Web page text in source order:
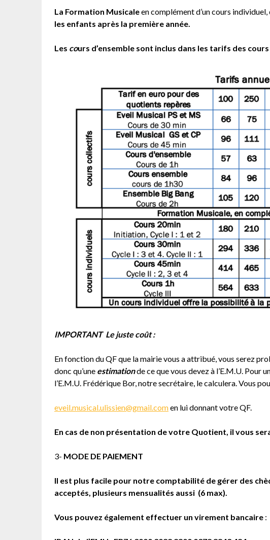
La Formation Musicaleen complément d’un cours
les enfants après la première année.
Les cours d’ensemble sont inclus dans les tarifs des
IMPORTANT Le juste coût :
En fonction du QF que la mairie vous a attribué, vous serez
donc qu’une estimationde ce que vous devez à l’E.M.U. Pour
l’E.M.U. Frédérique Bor, notre secrétaire, le calculera. Vous
eveil.musical.ulissien@gmail.comen lui donnant votre QF.
En cas de non présentation de votre Quotient, il vous
3- MODE DE PAIEMENT
Il est plus facile pour notre comptabilité de gérer des
acceptés, plusieurs mensualités aussi (6 max).
Vous pouvez également effectuer un virement bancaire :